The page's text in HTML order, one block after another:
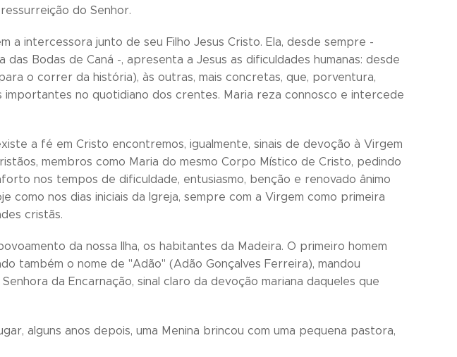
do Senhor.
a intercessora junto de seu Filho Jesus Cristo. Ela, desde sempre -
Bodas de Caná -, apresenta a Jesus as dificuldades humanas: desde
o correr da história), às outras, mais concretas, que, porventura,
importantes no quotidiano dos crentes. Maria reza connosco e intercede
a fé em Cristo encontremos, igualmente, sinais de devoção à Virgem
membros como Maria do mesmo Corpo Místico de Cristo, pedindo
nos tempos de dificuldade, entusiasmo, benção e renovado ânimo
como nos dias iniciais da Igreja, sempre com a Virgem como primeira
cristãs.
da nossa Ilha, os habitantes da Madeira. O primeiro homem
também o nome de "Adão" (Adão Gonçalves Ferreira), mandou
da Encarnação, sinal claro da devoção mariana daqueles que
alguns anos depois, uma Menina brincou com uma pequena pastora,